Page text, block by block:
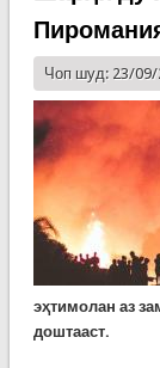
Чоп шуд: 23/09/
эҳтимолан аз
доштааст.